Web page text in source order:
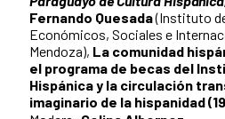
Fernando Quesada(Instituto
Económicos, Sociales e
Mendoza), La comunidad
el programa de becas del
Hispánica y la circulación
imaginario de la hispanidad